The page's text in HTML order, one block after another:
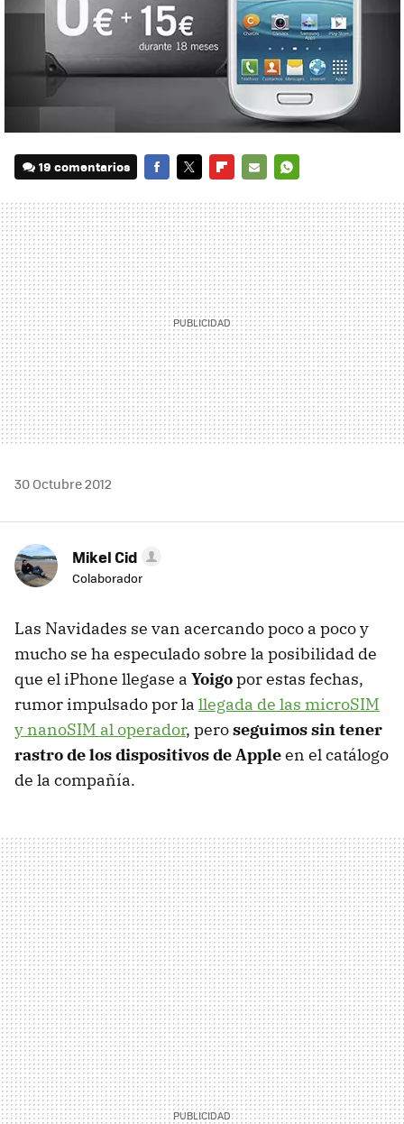
19 comentarios
MAIL
30 Octubre 2012
Mikel Cid
Colaborador
Las Navidades se van acercando poco a poco y
mucho se ha especulado sobre la posibilidad de
que el iPhone llegase a Yoigopor estas fechas,
rumor impulsado por la llegada de las microSIM
y nanoSIM al operador, peroseguimos sin tener
rastro de los dispositivos de Appleen el catálogo
de la compañía.